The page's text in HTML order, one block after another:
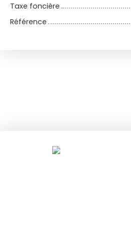
Taxe foncière
Référence